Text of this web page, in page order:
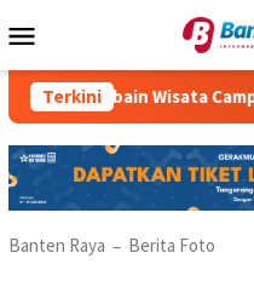
ke
Mobile
Terkini
Cobain Wisata Camping
Banten Raya – Berita Foto